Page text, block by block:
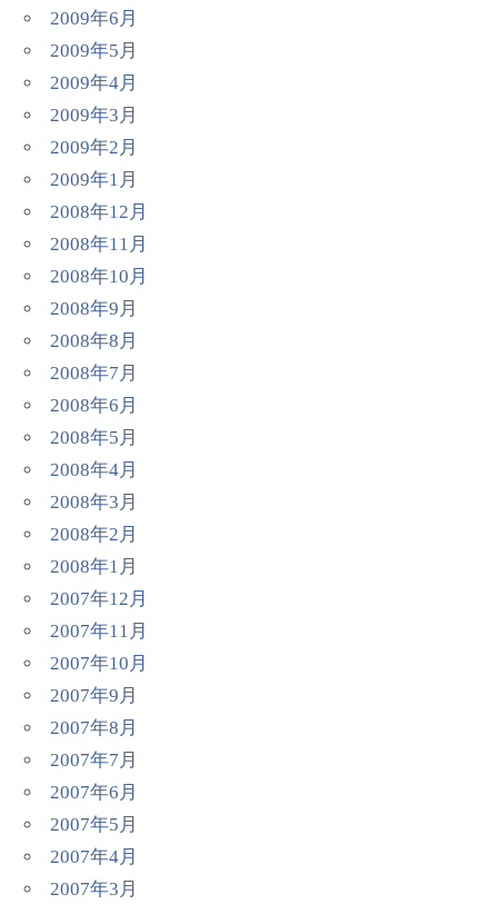
2009年6月
2009年5月
2009年4月
2009年3月
2009年2月
2009年1月
2008年12月
2008年11月
2008年10月
2008年9月
2008年8月
2008年7月
2008年6月
2008年5月
2008年4月
2008年3月
2008年2月
2008年1月
2007年12月
2007年11月
2007年10月
2007年9月
2007年8月
2007年7月
2007年6月
2007年5月
2007年4月
2007年3月